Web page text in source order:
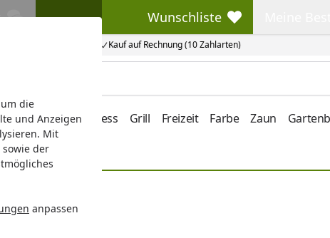
die
und Anzeigen
Mit
der
anpassen
Kauf auf Rechnung (10 Zahlarten)
Wunschliste
Wunschliste
Vordach Wellness Grill Freizeit Farbe Zaun